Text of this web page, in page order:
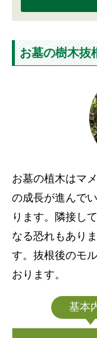
お墓の樹木抜
お墓の植木はマ
の成長が進んで
ります。隣接し
なる恐れもあり
す。抜根後のモ
おります。
基本